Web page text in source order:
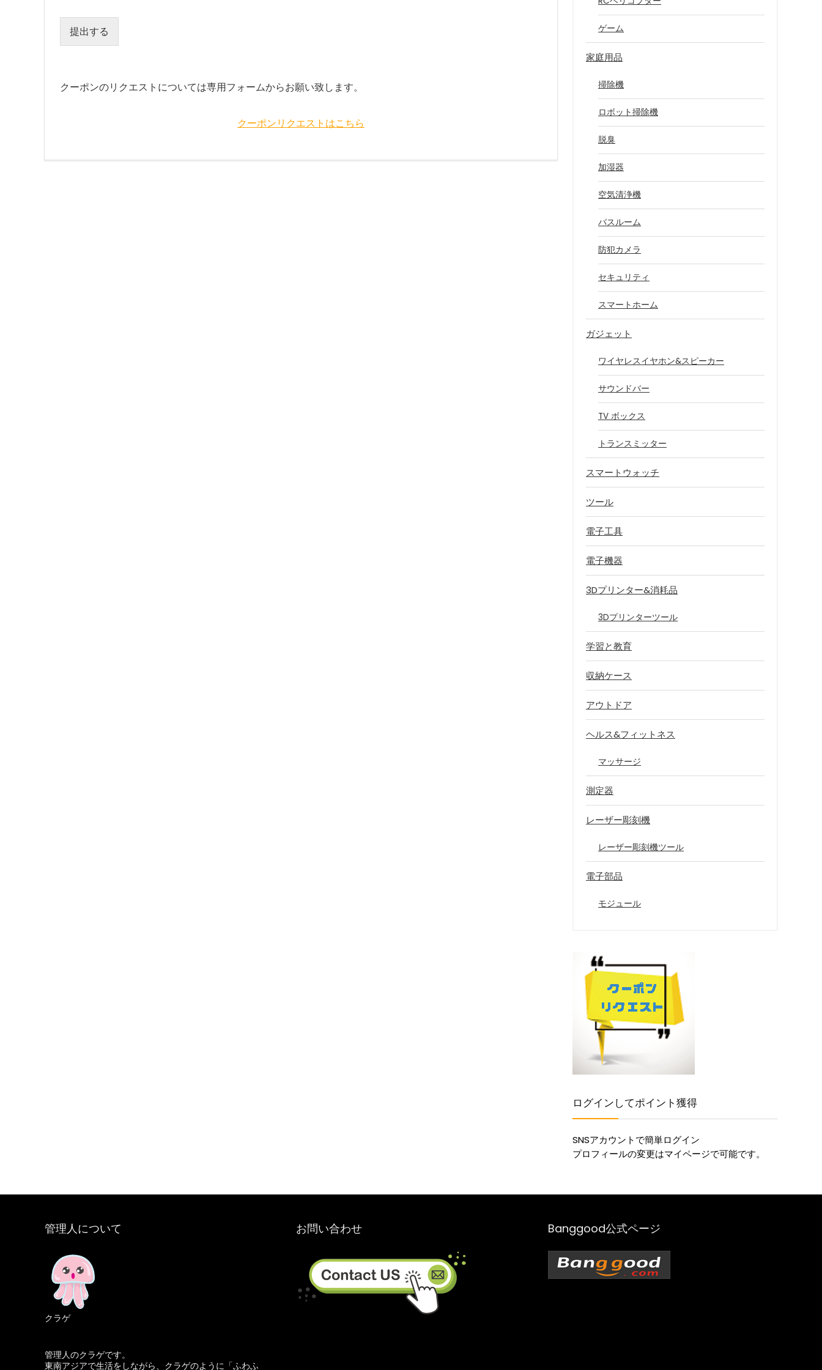
提出する
クーポンのリクエストについては専用フォームからお願い致します。
クーポンリクエストはこちら
ゲーム
家庭用品
掃除機
ロボット掃除機
脱臭
加湿器
空気清浄機
バスルーム
防犯カメラ
セキュリティ
スマートホーム
ガジェット
ワイヤレスイヤホン&スピーカー
サウンドバー
TV ボックス
トランスミッター
スマートウォッチ
ツール
電子工具
電子機器
3Dプリンター&消耗品
3Dプリンターツール
学習と教育
収納ケース
アウトドア
ヘルス&フィットネス
マッサージ
測定器
レーザー彫刻機
レーザー彫刻機ツール
電子部品
モジュール
ログインしてポイント獲得
SNSアカウントで簡単ログイン
プロフィールの変更はマイページで可能です。
管理人について
クラゲ
管理人のクラゲです。
東南アジアで生活をしながら、クラゲのように「ふわふ
お問い合わせ Banggood公式ページ